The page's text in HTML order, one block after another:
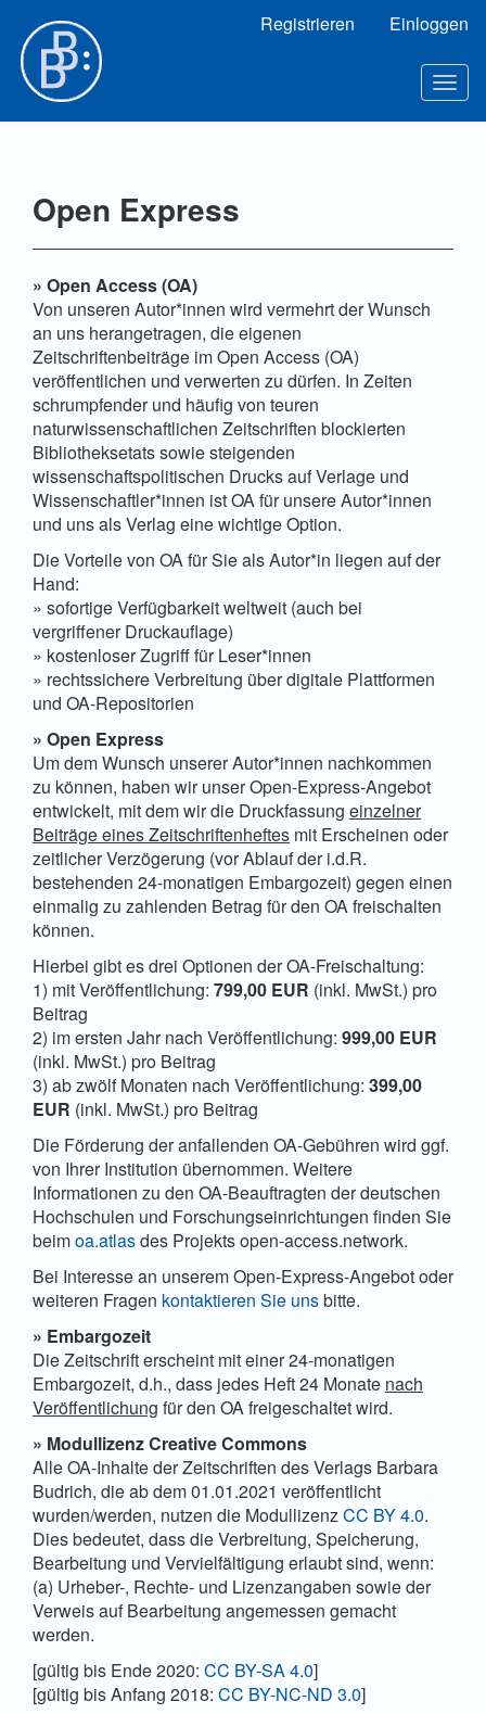
Hauptinhalt
Sidebar
Registrieren Einloggen
Open Express
» Open Access (OA)
Von unseren Autor*innen wird vermehrt der Wunsch
an uns herangetragen, die eigenen
Zeitschriftenbeiträge im Open Access (OA)
veröffentlichen und verwerten zu dürfen. In Zeiten
schrumpfender und häufig von teuren
naturwissenschaftlichen Zeitschriften blockierten
Bibliotheksetats sowie steigenden
wissenschaftspolitischen Drucks auf Verlage und
Wissenschaftler*innen ist OA für unsere Autor*innen
und uns als Verlag eine wichtige Option.
Die Vorteile von OA für Sie als Autor*in liegen auf der
Hand:
» sofortige Verfügbarkeit weltweit (auch bei
vergriffener Druckauflage)
» kostenloser Zugriff für Leser*innen
» rechtssichere Verbreitung über digitale Plattformen
und OA-Repositorien
» Open Express
Um dem Wunsch unserer Autor*innen nachkommen
zu können, haben wir unser Open-Express-Angebot
entwickelt, mit dem wir die Druckfassung einzelner
Beiträge eines Zeitschriftenheftes mit Erscheinen oder
zeitlicher Verzögerung (vor Ablauf der i.d.R.
bestehenden 24-monatigen Embargozeit) gegen einen
einmalig zu zahlenden Betrag für den OA freischalten
können.
Hierbei gibt es drei Optionen der OA-Freischaltung:
1) mit Veröffentlichung: 799,00 EUR (inkl. MwSt.) pro
Beitrag
2) im ersten Jahr nach Veröffentlichung: 999,00 EUR
(inkl. MwSt.) pro Beitrag
3) ab zwölf Monaten nach Veröffentlichung: 399,00
EUR (inkl. MwSt.) pro Beitrag
Die Förderung der anfallenden OA-Gebühren wird ggf.
von Ihrer Institution übernommen. Weitere
Informationen zu den OA-Beauftragten der deutschen
Hochschulen und Forschungseinrichtungen finden Sie
beimoa.atlasdes Projekts open-access.network.
Bei Interesse an unserem Open-Express-Angebot oder
weiteren Fragen kontaktieren Sie unsbitte.
» Embargozeit
Die Zeitschrift erscheint mit einer 24-monatigen
Embargozeit, d.h., dass jedes Heft 24 Monate nach
Veröffentlichung für den OA freigeschaltet wird.
» Modullizenz Creative Commons
Alle OA-Inhalte der Zeitschriften des Verlags Barbara
Budrich, die ab dem 01.01.2021 veröffentlicht
wurden/werden, nutzen die Modullizenz CC BY 4.0.
Dies bedeutet, dass die Verbreitung, Speicherung,
Bearbeitung und Vervielfältigung erlaubt sind, wenn:
(a) Urheber-, Rechte- und Lizenzangaben sowie der
Verweis auf Bearbeitung angemessen gemacht
werden.
[gültig bis Ende 2020: CC BY-SA 4.0]
[gültig bis Anfang 2018: CC BY-NC-ND 3.0]